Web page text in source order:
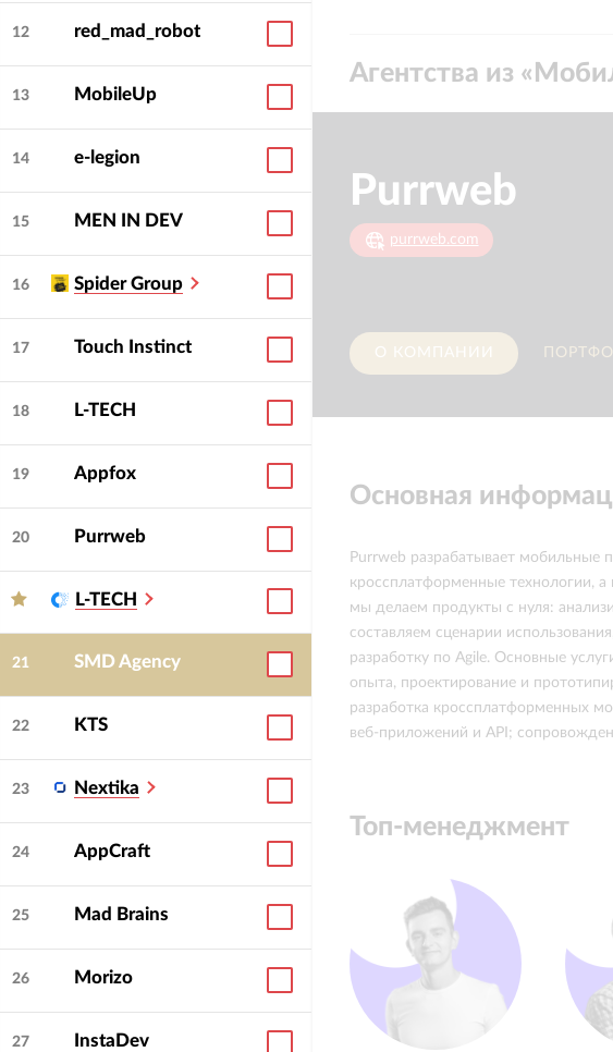
12 red_mad_robot
13 MobileUp
14 e-legion
15 MEN IN DEV
16 Spider Group
17 Touch Instinct
18 L-TECH
19 Appfox
20 Purrweb
L-TECH
21 SMD Agency
22 KTS
23 Nextika
24 AppCraft
25 Mad Brains
26 Morizo
27 InstaDev
Агентства из «
Purrweb
purrweb.com
О КОМПАНИИ
Основная
Purrweb разрабатывает мобильные
кроссплатформенные технологии,
мы делаем продукты с нуля:
составляем сценарии
разработку по Agile. Основные
опыта, проектирование и
разработка кроссплатформенных
веб-приложений и API;
Топ-менеджмент